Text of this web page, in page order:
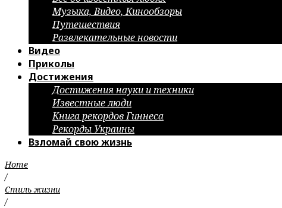
Музыка, Видео, Кинообзоры
Путешествия
Развлекательные новости
Видео
Приколы
Достижения
Достижения науки и техники
Известные люди
Книга рекордов Гиннеса
Рекорды Украины
Взломай свою жизнь
Home
/
Стиль жизни
/